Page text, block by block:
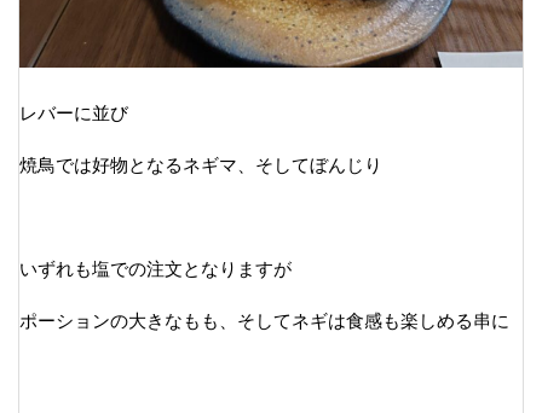
レバーに並び
焼鳥では好物となるネギマ、そしてぼんじり
いずれも塩での注文となりますが
ポーションの大きなもも、そしてネギは食感も楽しめる串に